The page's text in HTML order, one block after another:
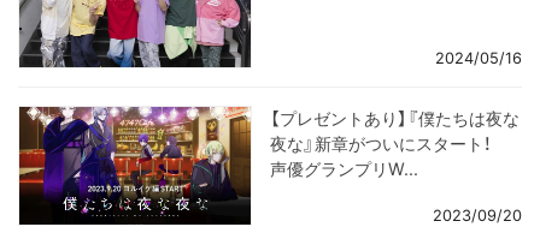
2024/05/16
【プレゼントあり】『僕たちは夜な
夜な』新章がついにスタート！
声優グランプリW...
2023/09/20